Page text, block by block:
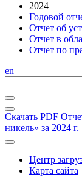
2024
Годовой
Отчет об
Отчет в
Отчет по
en
Скачать PDF
никель» за 2024 г.
Центр
Карта сайта